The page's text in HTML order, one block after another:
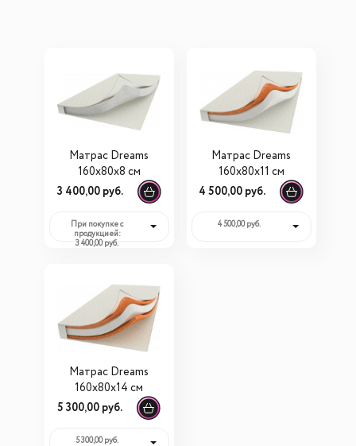
Матрас Dreams
160х80х8 см
3 400,00 руб.
При покупке с
продукцией:
3 400,00 руб.
Матрас Dreams
160х80x11 см
4 500,00 руб.
4 500,00 руб.
Матрас Dreams
160х80x14 см
5 300,00 руб.
5 300,00 руб.